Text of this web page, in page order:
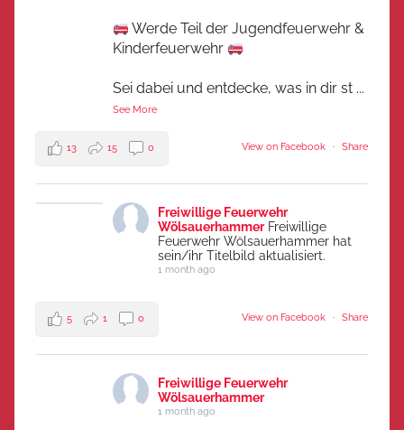
Werde Teil der Jugendfeuerwehr &
Kinderfeuerwehr
Sei dabei und entdecke, was in dir st ...
See More
View on Facebook · Share
13 15 0
Freiwillige Feuerwehr
WölsauerhammerFreiwillige
Feuerwehr Wölsauerhammer hat
sein/ihr Titelbild aktualisiert.
1 month ago
View on Facebook · Share
5 1 0
Freiwillige Feuerwehr
Wölsauerhammer
1 month ago